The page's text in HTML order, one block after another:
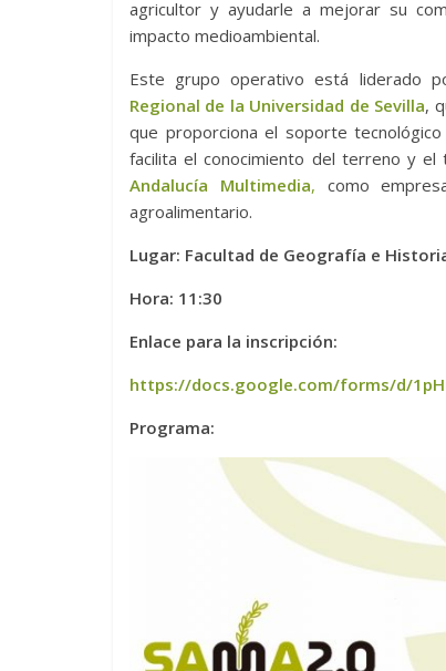
agricultor y ayudarle a mejorar su
impacto medioambiental.
Este grupo operativo está liderado
Regional de la Universidad de Sevilla,
que proporciona el soporte
facilita el conocimiento del terreno y
Andalucía Multimedia, como
agroalimentario.
Lugar: Facultad de Geografía e
Hora: 11:30
Enlace para la inscripción:
https://docs.google.com/forms/d/
Programa: